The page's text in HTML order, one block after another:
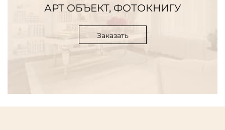
АРТ ОБЪЕКТ, ФОТОКНИГУ
Заказать